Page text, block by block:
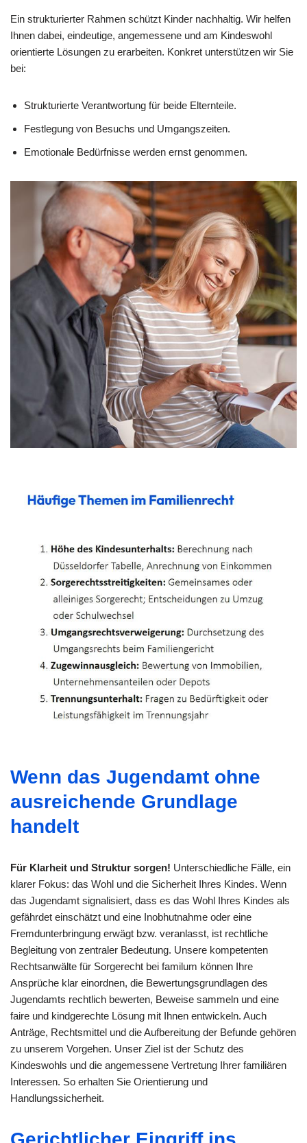
Ein strukturierter Rahmen schützt Kinder nachhaltig. Wir helfen
Ihnen dabei, eindeutige, angemessene und am Kindeswohl
orientierte Lösungen zu erarbeiten. Konkret unterstützen wir Sie
bei:
Strukturierte Verantwortung für beide Elternteile.
Festlegung von Besuchs und Umgangszeiten.
Emotionale Bedürfnisse werden ernst genommen.
Wenn das Jugendamt ohne
ausreichende Grundlage
handelt
Für Klarheit und Struktur sorgen! Unterschiedliche Fälle, ein
klarer Fokus: das Wohl und die Sicherheit Ihres Kindes. Wenn
das Jugendamt signalisiert, dass es das Wohl Ihres Kindes als
gefährdet einschätzt und eine Inobhutnahme oder eine
Fremdunterbringung erwägt bzw. veranlasst, ist rechtliche
Begleitung von zentraler Bedeutung. Unsere kompetenten
Rechtsanwälte für Sorgerecht bei familum können Ihre
Ansprüche klar einordnen, die Bewertungsgrundlagen des
Jugendamts rechtlich bewerten, Beweise sammeln und eine
faire und kindgerechte Lösung mit Ihnen entwickeln. Auch
Anträge, Rechtsmittel und die Aufbereitung der Befunde gehören
zu unserem Vorgehen. Unser Ziel ist der Schutz des
Kindeswohls und die angemessene Vertretung Ihrer familiären
Interessen. So erhalten Sie Orientierung und
Handlungssicherheit.